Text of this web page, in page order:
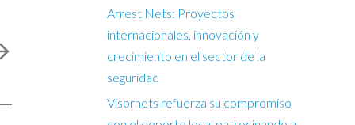
Arrest Nets: Proyectos
internacionales, innovación y
crecimiento en el sector de la
seguridad
Visornets refuerza su compromiso